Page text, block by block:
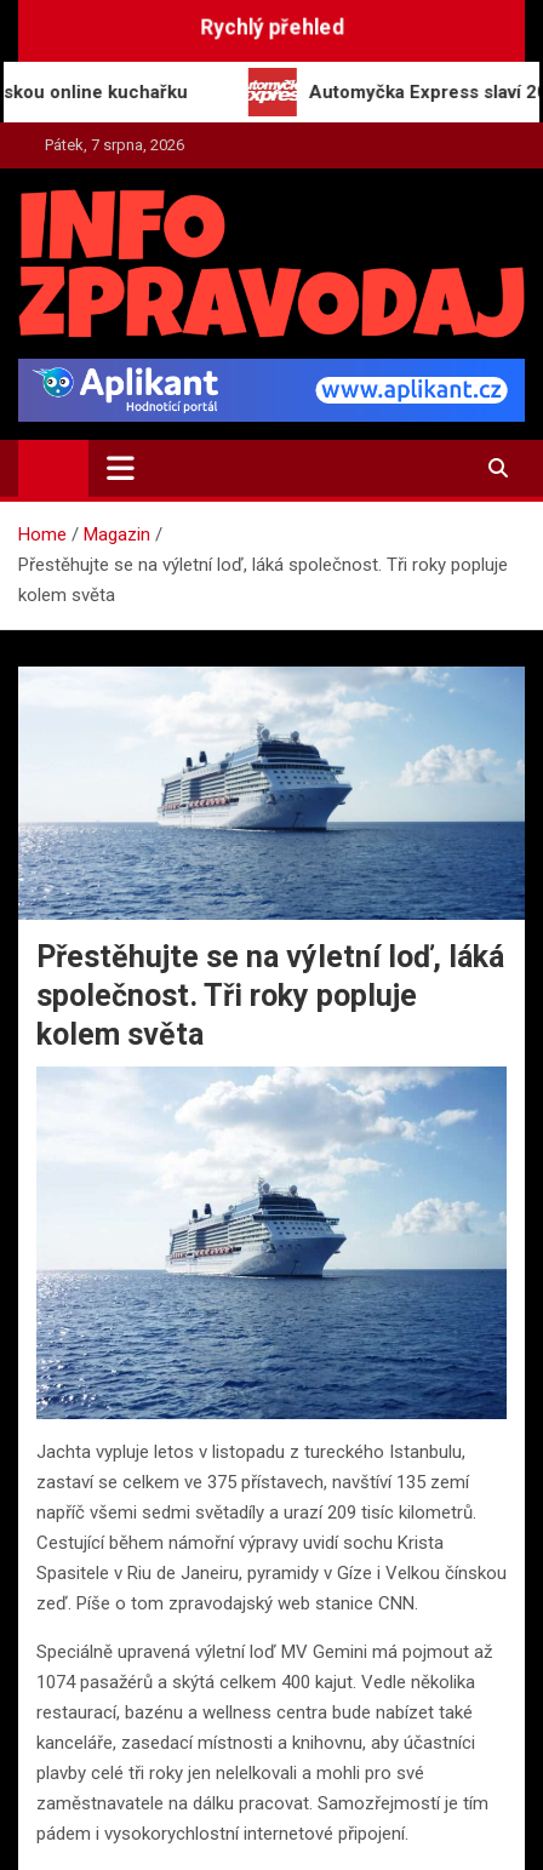
Rychlý přehled
kuchařku Automyčka Express slaví 20 let na
Pátek, 7 srpna, 2026
INFO-ZPRAVODAJ.CZ
Zpravodajství | Press | Tiskové zprávy
Home
Magazin
Přestěhujte se na výletní loď, láká společnost. Tři roky popluje
kolem světa
Přestěhujte se na výletní loď, láká
společnost. Tři roky popluje
kolem světa
Jachta vypluje letos v listopadu z tureckého Istanbulu,
zastaví se celkem ve 375 přístavech, navštíví 135 zemí
napříč všemi sedmi světadíly a urazí 209 tisíc kilometrů.
Cestující během námořní výpravy uvidí sochu Krista
Spasitele v Riu de Janeiru, pyramidy v Gíze i Velkou čínskou
zeď. Píše o tom zpravodajský web stanice CNN.
Speciálně upravená výletní loď MV Gemini má pojmout až
1074 pasažérů a skýtá celkem 400 kajut. Vedle několika
restaurací, bazénu a wellness centra bude nabízet také
kanceláře, zasedací místnosti a knihovnu, aby účastníci
plavby celé tři roky jen nelelkovali a mohli pro své
zaměstnavatele na dálku pracovat. Samozřejmostí je tím
pádem i vysokorychlostní internetové připojení.